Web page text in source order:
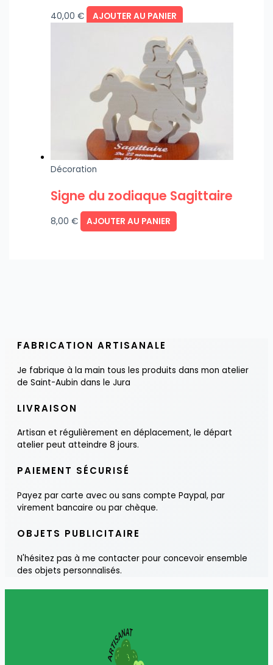
40,00 € AJOUTER AU PANIER
Décoration
Signe du zodiaque Sagittaire
8,00 € AJOUTER AU PANIER
FABRICATION ARTISANALE
Je fabrique à la main tous les produits dans mon atelier
de Saint-Aubin dans le Jura
LIVRAISON
Artisan et régulièrement en déplacement, le départ
atelier peut atteindre 8 jours.
PAIEMENT SÉCURISÉ
Payez par carte avec ou sans compte Paypal, par
virement bancaire ou par chèque.
OBJETS PUBLICITAIRE
N'hésitez pas à me contacter pour concevoir ensemble
des objets personnalisés.